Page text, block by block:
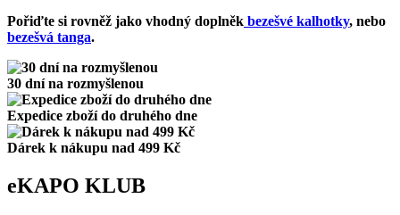
Pořiďte si rovněž jako vhodný doplněk bezešvé kalhotky, nebo
bezešvá tanga.
30 dní na rozmyšlenou
Expedice zboží do druhého dne
Dárek k nákupu nad 499 Kč
eKAPO KLUB